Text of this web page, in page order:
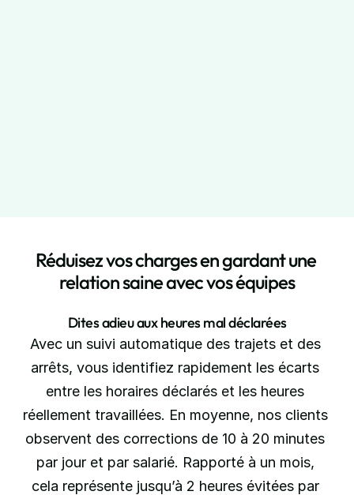
Réduisez vos charges en gardant une
relation saine avec vos équipes
Dites adieu aux heures mal déclarées
Avec un suivi automatique des trajets et des
arrêts, vous identifiez rapidement les écarts
entre les horaires déclarés et les heures
réellement travaillées. En moyenne, nos clients
observent des corrections de 10 à 20 minutes
par jour et par salarié. Rapporté à un mois,
cela représente jusqu’à 2 heures évitées par